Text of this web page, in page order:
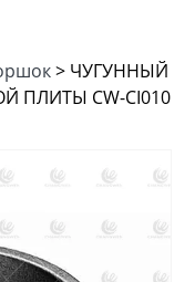
> ЧУГУННЫЙ
ПЛИТЫ CW-CI010